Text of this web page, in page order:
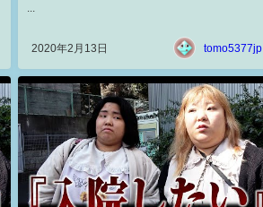
2020年2月13日 tomo5377jp